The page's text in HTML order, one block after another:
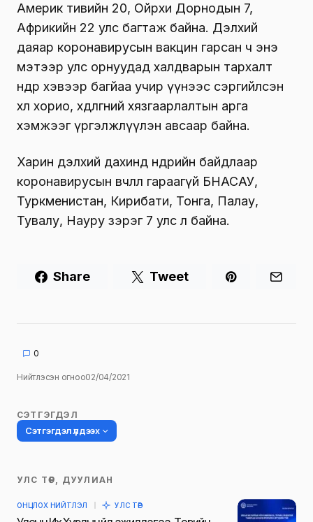
Америк тивийн 20, Ойрхи Дорнодын 7,
Африкийн 22 улс багтаж байна. Дэлхий
даяар коронавирусын вакцин гарсан ч энэ
мэтээр улс орнуудад халдварын тархалт
өндөр хэвээр багйаа учир үүнээс сэргийлсэн
хөл хорио, хөдөлгөөний хязгаарлалтын арга
хэмжээг үргэлжлүүлэн авсаар байна.
Харин дэлхий дахинд өнөөдрийн байдлаар
коронавирусын өвчлөл гараагүй БНАСАУ,
Туркменистан, Кирибати, Тонга, Палау,
Тувалу, Науру зэрэг 7 улс л байна.
Share Tweet
0
Нийтлэсэн огноо02/04/2021
СЭТГЭГДЭЛ
Сэтгэгдэл үлдээх
Таны имэйл хаягийг нийтлэхгүй.
УЛС ТӨР, ДУУЛИАН
ОНЦЛОХ НИЙТЛЭЛ УЛС ТӨР